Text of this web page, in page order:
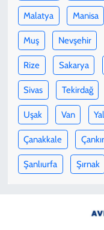
Malatya Manisa
Muş Nevşehir
Rize Sakarya
Sivas Tekirdağ
Uşak Van
Çanakkale
Şanlıurfa Şırnak